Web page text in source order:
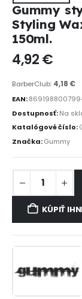
Gummy
Styling
150ml.
4,92€
BarberClub: 4,18 €
EAN:
Dostupnosť:Na
Katalógové číslo:
Značka:Gummy
KÚPIŤ